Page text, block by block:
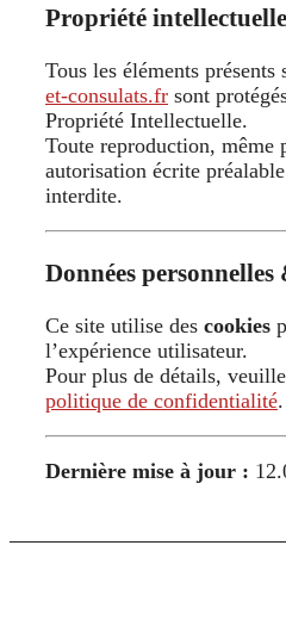
Propriété intellectuelle
Tous les éléments présents
et-consulats.fr sont
Propriété Intellectuelle.
Toute reproduction, même
autorisation écrite
interdite.
Données personnelles
Ce site utilise des cookies
l’expérience utilisateur.
Pour plus de détails,
politique de confidentialité.
Dernière mise à jour :